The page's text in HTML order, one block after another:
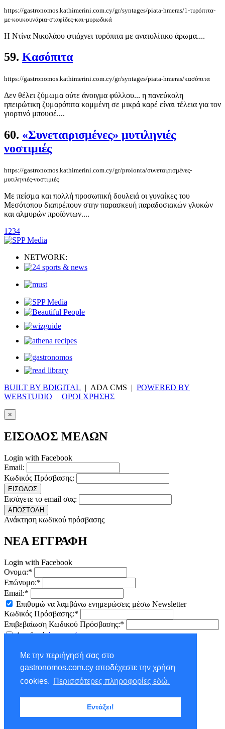
Με την περιήγησή σας στο
gastronomos.com.cy αποδέχεστε την χρήση
cookies. Περισσότερες πληροφορίες εδώ.
Εντάξει!
https://gastronomos.kathimerini.com.cy/gr/syntages/piata-hmeras/1-τυρόπιτα-
µε-κουκουνάρια-σταφίδες-και-μυρωδικά
Η Ντίνα Νικολάου φτιάχνει τυρόπιτα με ανατολίτικο άρωμα....
59. Κασόπιτα
https://gastronomos.kathimerini.com.cy/gr/syntages/piata-hmeras/κασόπιτα
Δεν θέλει ζύμωμα ούτε άνοιγμα φύλλου... η πανεύκολη
ηπειρώτικη ζυμαρόπιτα κομμένη σε μικρά καρέ είναι τέλεια για τον
γιορτινό μπουφέ....
60. «Συνεταιρισμένες» μυτιληνιές
νοστιμιές
https://gastronomos.kathimerini.com.cy/gr/proionta/συνεταιρισμένες-
μυτιληνιές-νοστιμιές
Με πείσμα και πολλή προσωπική δουλειά οι γυναίκες του
Μεσότοπου διαπρέπουν στην παρασκευή παραδοσιακών γλυκών
και αλμυρών προϊόντων....
1 234
NETWORK:
BUILT BY BDIGITAL | ADA CMS | POWERED BY
WEBSTUDIO | ΟΡΟΙ ΧΡΗΣΗΣ
×
ΕΙΣΟΔΟΣ ΜΕΛΩΝ
Login with Facebook
Email:
Κωδικός Πρόσβασης:
ΕΙΣΟΔΟΣ
Εισάγετε το email σας:
ΑΠΟΣΤΟΛΗ
Ανάκτηση κωδικού πρόσβασης
ΝΕΑ ΕΓΓΡΑΦΗ
Login with Facebook
Ονομα:*
Επώνυμο:*
Email:*
Επιθυμώ να λαμβάνω ενημερώσεις μέσω Newsletter
Κωδικός Πρόσβασης:*
Επιβεβαίωση Κωδικού Πρόσβασης:*
Αποδοχήόρων χρήσης
NEWSLETTER - ΕΓΓΡΑΦΗ
Ονομα:*